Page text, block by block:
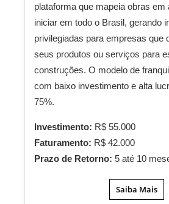
plataforma que mapeia obras em
iniciar em todo o Brasil, gerando
privilegiadas para empresas que
seus produtos ou serviços para
construções. O modelo de
com baixo investimento e alta
75%.
Investimento: R$ 55.000
Faturamento: R$ 42.000
Prazo de Retorno: 5 até 10
Saiba Mais